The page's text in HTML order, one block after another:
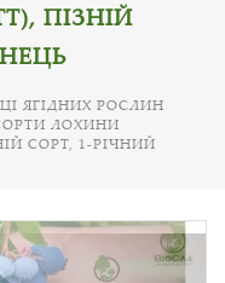
ПІЗНІЙ
ЯГІДНИХ РОСЛИН
ЛОХИНИ
СОРТ, 1-РІЧНИЙ